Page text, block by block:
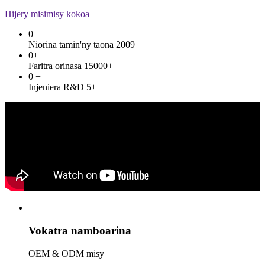
Hijery misimisy kokoa
0
Niorina tamin'ny taona 2009
0+
Faritra orinasa 15000+
0 +
Injeniera R&D 5+
Vokatra namboarina
OEM & ODM misy